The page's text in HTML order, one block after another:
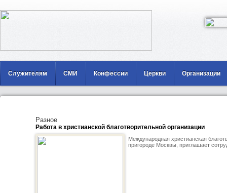
Служителям СМИ Конфессии Церкви Организации
Разное
Работа в христианской благотворительной организации
Международная христианская
пригороде Москвы, приглашает